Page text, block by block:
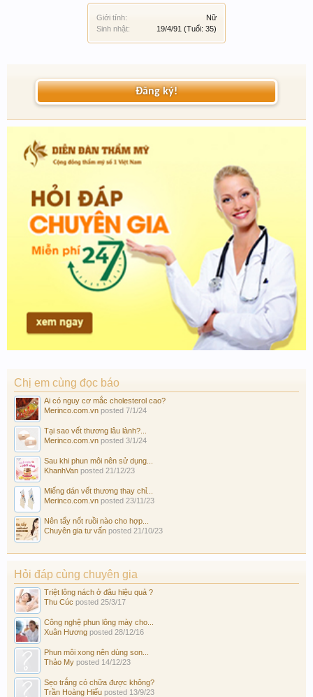
Giới tính:
Nữ
Sinh nhật:
19/4/91 (Tuổi: 35)
Đăng ký!
Chị em cùng đọc báo
Ai có nguy cơ mắc cholesterol cao?
Merinco.com.vn posted 7/1/24
Tại sao vết thương lâu lành?...
Merinco.com.vn posted 3/1/24
Sau khi phun môi nên sử dụng...
KhanhVan posted 21/12/23
Miếng dán vết thương thay chỉ...
Merinco.com.vn posted 23/11/23
Nên tẩy nốt ruồi nào cho hợp...
Chuyên gia tư vấn posted 21/10/23
Hỏi đáp cùng chuyên gia
Triệt lông nách ở đâu hiệu quả ?
Thu Cúc posted 25/3/17
Công nghệ phun lông mày cho...
Xuân Hương posted 28/12/16
Phun môi xong nên dùng son...
Thảo My posted 14/12/23
Sẹo trắng có chữa được không?
Trần Hoàng Hiếu posted 13/9/23